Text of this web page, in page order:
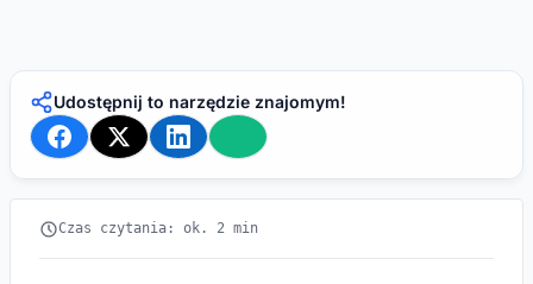
Udostępnij to narzędzie znajomym!
Czas czytania: ok. 2 min